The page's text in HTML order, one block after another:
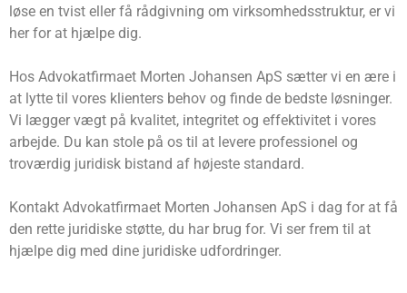
løse en tvist eller få rådgivning om virksomhedsstruktur, er vi
her for at hjælpe dig.
Hos Advokatfirmaet Morten Johansen ApS sætter vi en ære i
at lytte til vores klienters behov og finde de bedste løsninger.
Vi lægger vægt på kvalitet, integritet og effektivitet i vores
arbejde. Du kan stole på os til at levere professionel og
troværdig juridisk bistand af højeste standard.
Kontakt Advokatfirmaet Morten Johansen ApS i dag for at få
den rette juridiske støtte, du har brug for. Vi ser frem til at
hjælpe dig med dine juridiske udfordringer.